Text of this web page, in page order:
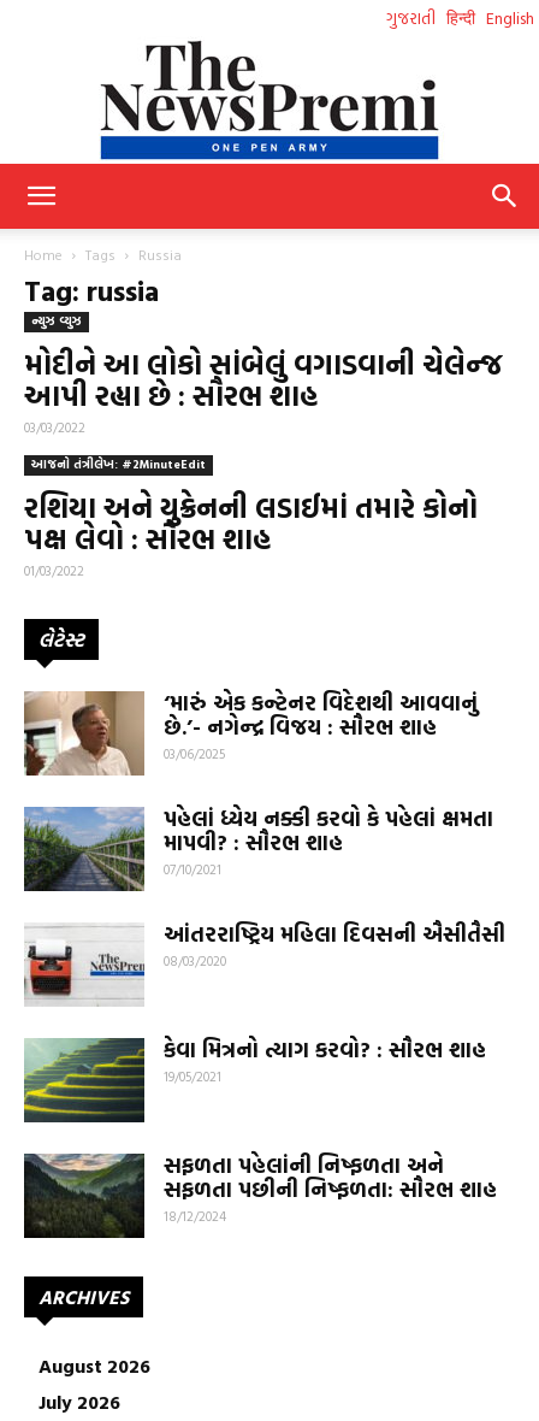
ગુજરાતી हिन्दी English
Home Tags Russia
Tag: russia
ન્યુઝ વ્યુઝ
મોદીને આ લોકો સાંબેલું વગાડવાની ચેલેન્જ
આપી રહ્યા છે : સૌરભ શાહ
03/03/2022
આજનો તંત્રીલેખ: #2MinuteEdit
રશિયા અને યુક્રેનની લડાઈમાં તમારે કોનો
પક્ષ લેવો : સૌરભ શાહ
01/03/2022
લેટેસ્ટ
‘મારું એક કન્ટેનર વિદેશથી આવવાનું
છે.’- નગેન્દ્ર વિજય : સૌરભ શાહ
03/06/2025
પહેલાં ધ્યેય નક્કી કરવો કે પહેલાં ક્ષમતા
માપવી? : સૌરભ શાહ
07/10/2021
આંતરરાષ્ટ્રિય મહિલા દિવસની ઐસીતૈસી
08/03/2020
કેવા મિત્રનો ત્યાગ કરવો? : સૌરભ શાહ
19/05/2021
સફળતા પહેલાંની નિષ્ફળતા અને
સફળતા પછીની નિષ્ફળતા: સૌરભ શાહ
18/12/2024
ARCHIVES
August 2026
July 2026